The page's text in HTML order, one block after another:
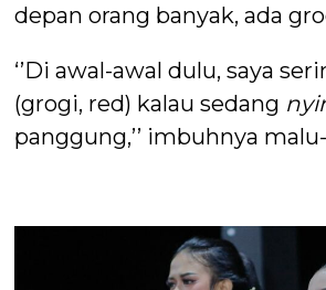
depan orang banyak, ada
‘’Di awal-awal dulu, saya
(grogi, red) kalau sedang
panggung,’’ imbuhnya